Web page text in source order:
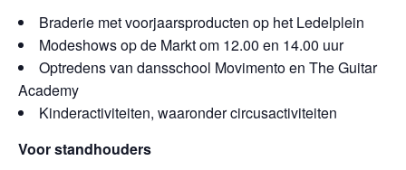
Braderie met voorjaarsproducten op het Ledelplein
Modeshows op de Markt om 12.00 en 14.00 uur
Optredens van dansschool Movimento en The Guitar
Academy
Kinderactiviteiten, waaronder circusactiviteiten
Voor standhouders